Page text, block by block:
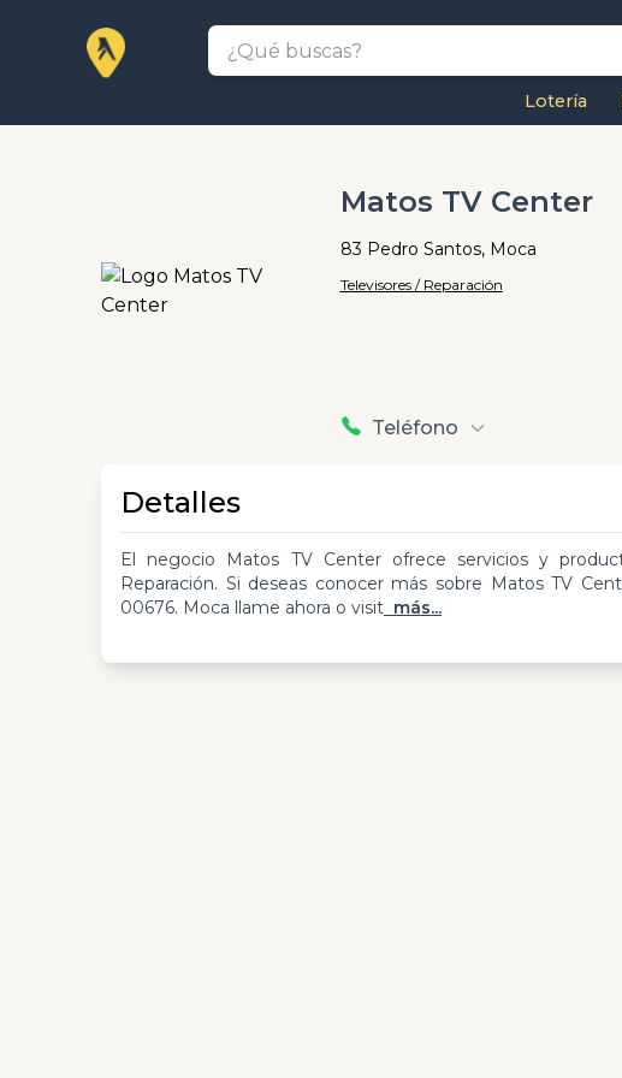
Lotería
Matos TV Center
83 Pedro Santos, Moca
Televisores / Reparación
Teléfono
Detalles
El negocio Matos TV Center ofrece servicios y
Reparación. Si deseas conocer más sobre Matos TV
00676. Moca llame ahora o visit más...